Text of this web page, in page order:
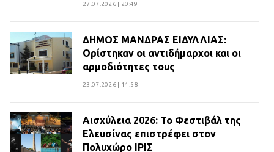
27.07.2026 | 20:49
ΔΗΜΟΣ ΜΑΝΔΡΑΣ ΕΙΔΥΛΛΙΑΣ:
Ορίστηκαν οι αντιδήμαρχοι και οι
αρμοδιότητες τους
23.07.2026 | 14:58
Αισχύλεια 2026: Το Φεστιβάλ της
Ελευσίνας επιστρέφει στον
Πολυχώρο ΙΡΙΣ